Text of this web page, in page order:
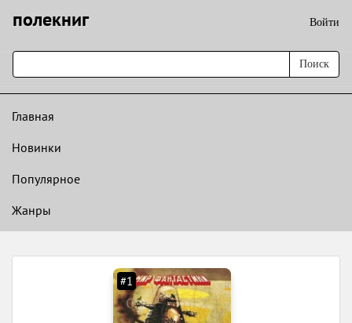
полекниг Войти
Поиск
Главная
Новинки
Популярное
Жанры
#1